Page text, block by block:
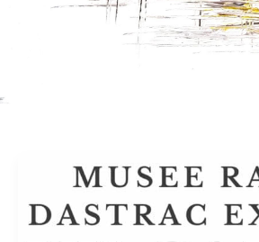
Musée
Dastrac
Mai